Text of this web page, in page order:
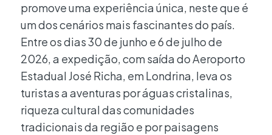
promove uma experiência única, neste que é
um dos cenários mais fascinantes do país.
Entre os dias 30 de junho e 6 de julho de
2026, a expedição, com saída do Aeroporto
Estadual José Richa, em Londrina, leva os
turistas a aventuras por águas cristalinas,
riqueza cultural das comunidades
tradicionais da região e por paisagens